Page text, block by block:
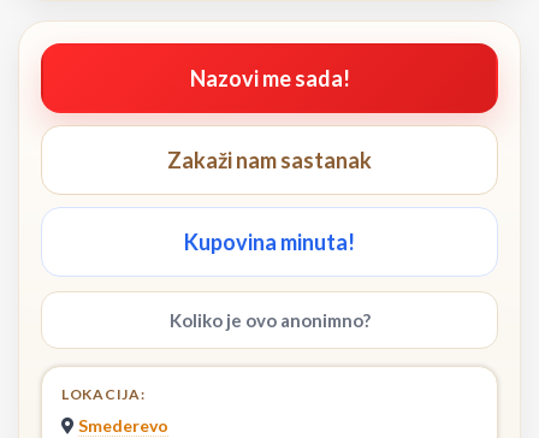
Nazovi me sada!
Zakaži nam sastanak
Kupovina minuta!
Koliko je ovo anonimno?
LOKACIJA:
Smederevo